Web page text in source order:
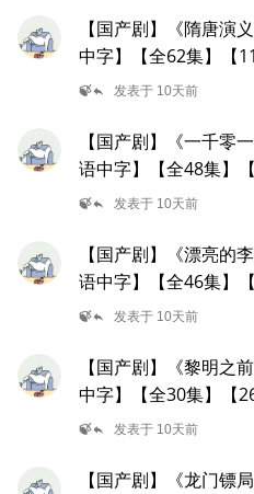
【国产剧】《隋唐演
中字】【全62集】【
🍃reply 发表于 10天前
【国产剧】《一千零
语中字】【全48集】【
🍃reply 发表于 10天前
【国产剧】《漂亮的
语中字】【全46集】【
🍃reply 发表于 10天前
【国产剧】《黎明之
中字】【全30集】【
🍃reply 发表于 10天前
【国产剧】《龙门镖